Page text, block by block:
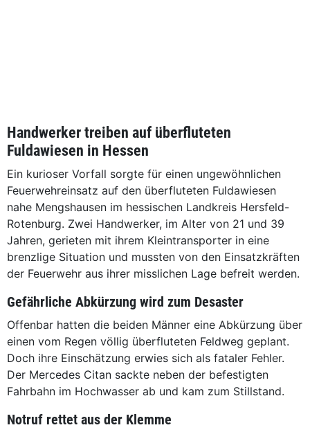
Handwerker treiben auf überfluteten
Fuldawiesen in Hessen
Ein kurioser Vorfall sorgte für einen ungewöhnlichen
Feuerwehreinsatz auf den überfluteten Fuldawiesen
nahe Mengshausen im hessischen Landkreis Hersfeld-
Rotenburg. Zwei Handwerker, im Alter von 21 und 39
Jahren, gerieten mit ihrem Kleintransporter in eine
brenzlige Situation und mussten von den Einsatzkräften
der Feuerwehr aus ihrer misslichen Lage befreit werden.
Gefährliche Abkürzung wird zum Desaster
Offenbar hatten die beiden Männer eine Abkürzung über
einen vom Regen völlig überfluteten Feldweg geplant.
Doch ihre Einschätzung erwies sich als fataler Fehler.
Der Mercedes Citan sackte neben der befestigten
Fahrbahn im Hochwasser ab und kam zum Stillstand.
Notruf rettet aus der Klemme